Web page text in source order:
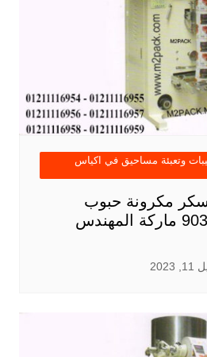
وتعبئة مساحيق في اكياس
سكر مكرونة حبوب
اوتوماتيك موديل 903 ماركة المهندس